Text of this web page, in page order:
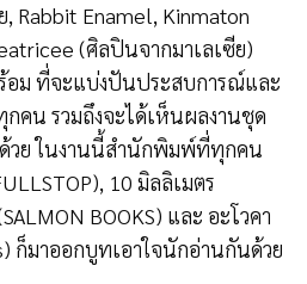
Rabbit Enamel, Kinmaton
(ศิลปินจากมาเลเซีย)
อม ที่จะแบ่งปันประสบการณ์และ
คน รวมถึงจะได้เห็นผลงานชุด
วย ในงานนี้สำนักพิมพ์ที่ทุกคน
10 มิลลิเมตร
BOOKS) และ อะโวคา
ก็มาออกบูทเอาใจนักอ่านกันด้วย